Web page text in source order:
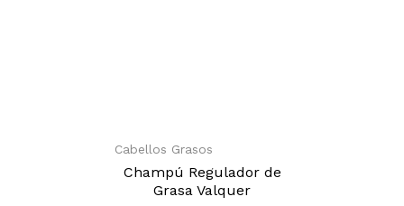
Cabellos Grasos
Champú Regulador de
Grasa Valquer